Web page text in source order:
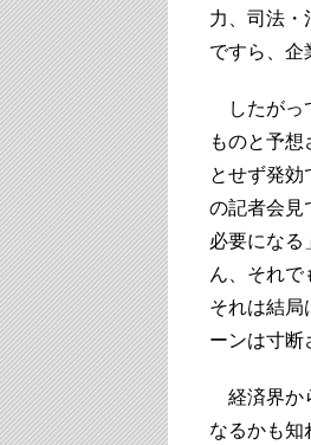
力、司法・
ですら、企
したがっ
ものと予
とせず発効
の記者会見
必要になる
ん、それで
それは結局
ーンは寸断
経済界か
なるかも知